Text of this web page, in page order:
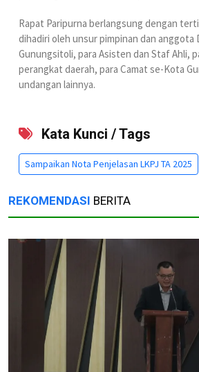
Rapat Paripurna berlangsung dengan
dihadiri oleh unsur pimpinan dan anggota
Gunungsitoli, para Asisten dan Staf Ahli,
perangkat daerah, para Camat se-Kota
undangan lainnya.
Kata Kunci / Tags
Sampaikan Nota Penjelasan LKPJ TA 2025
REKOMENDASI BERITA